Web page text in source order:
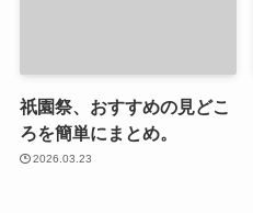
祇園祭、おすすめの見どこ
ろを簡単にまとめ。
2026.03.23